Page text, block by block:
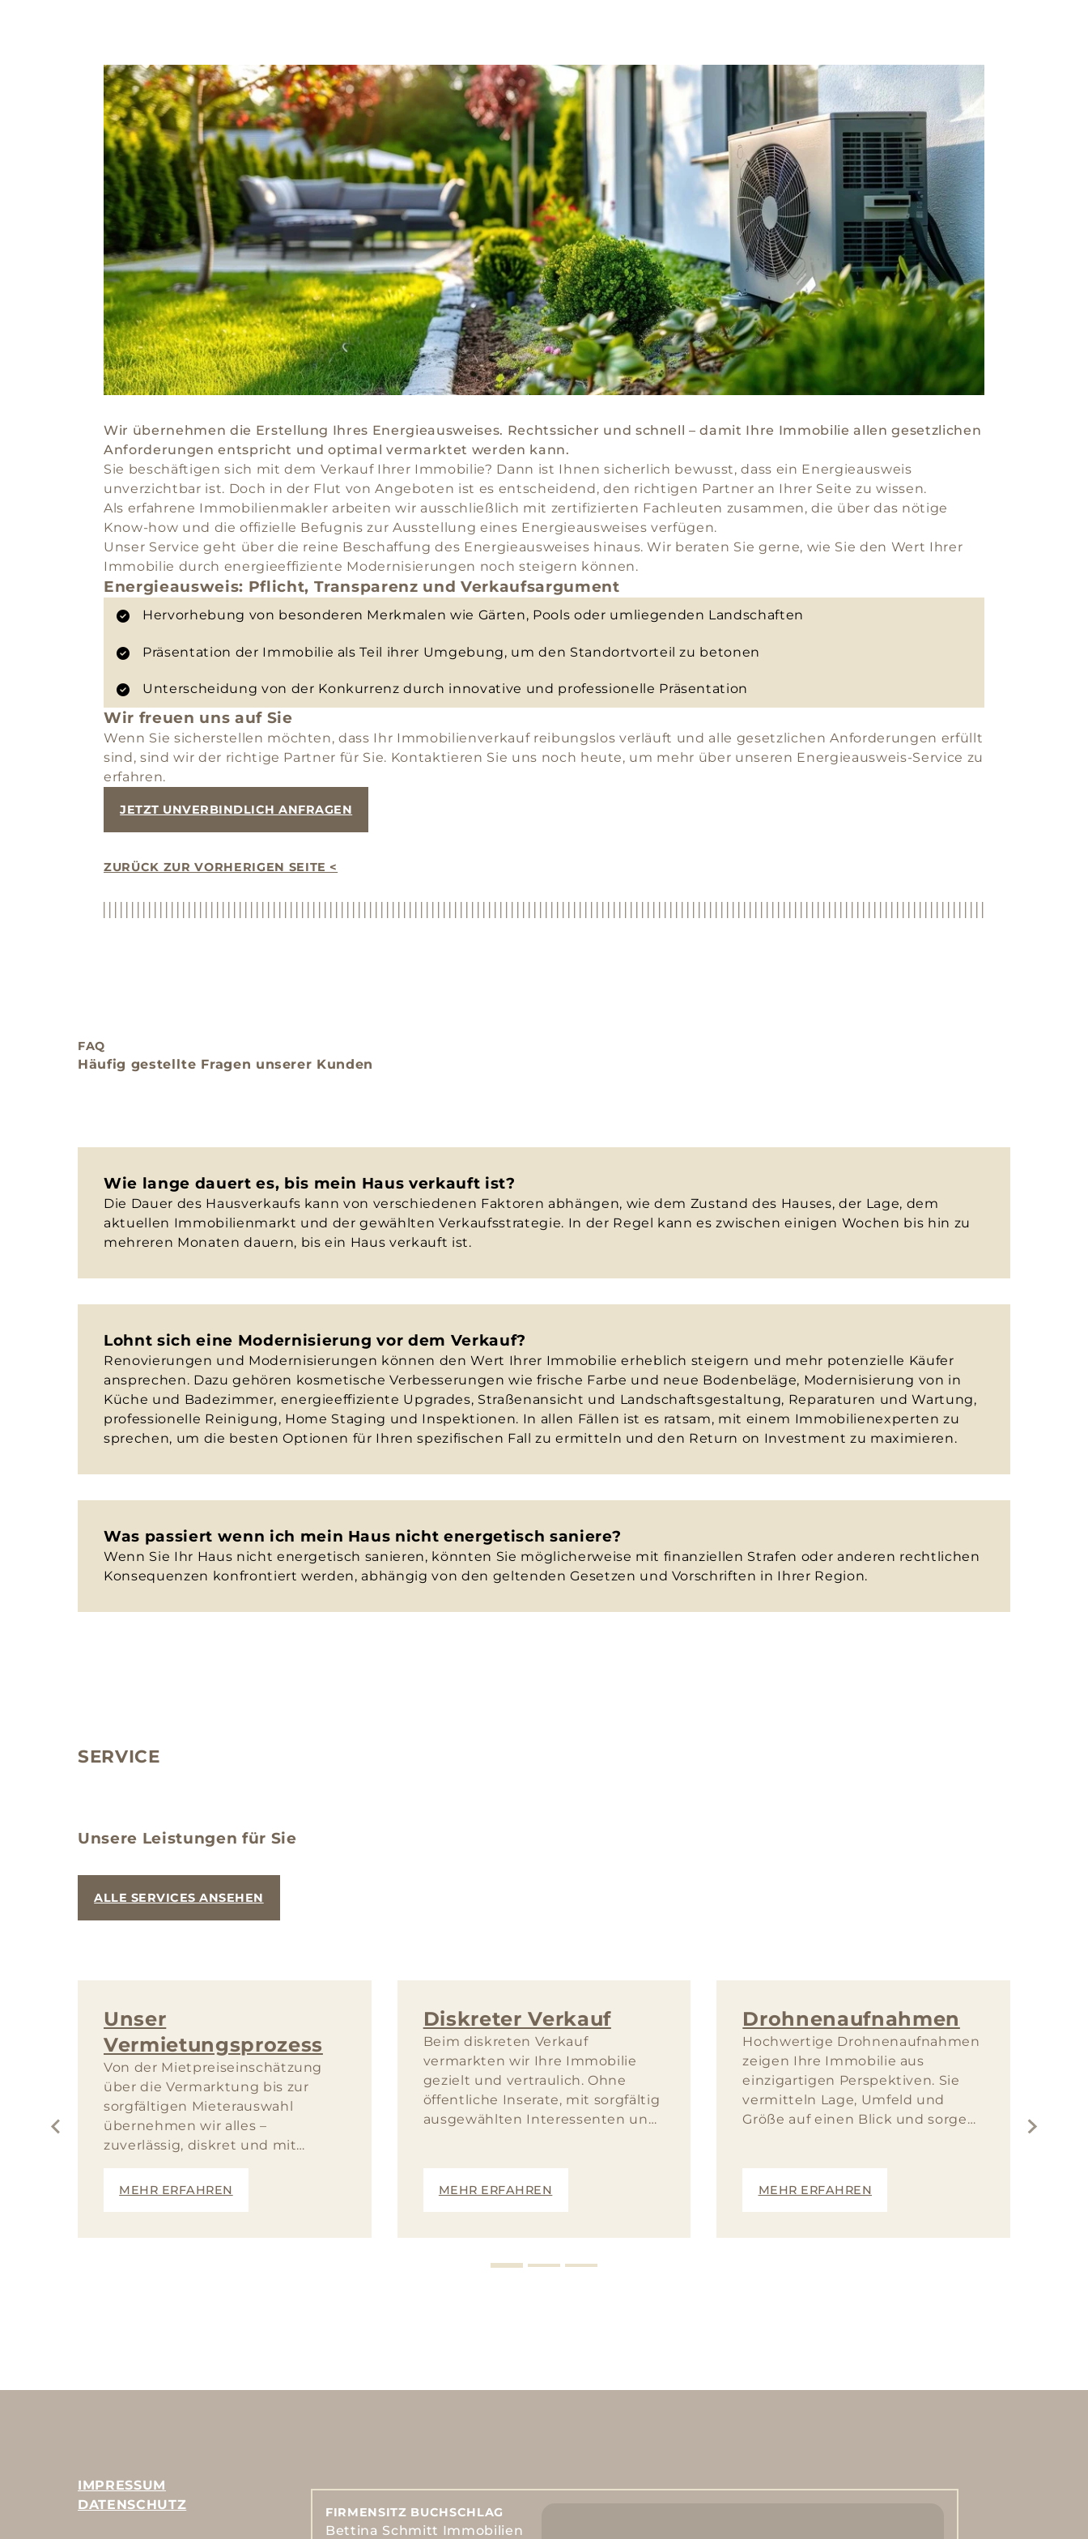
Wir übernehmen die Erstellung Ihres Energieausweises. Rechtssicher und schnell – damit Ihre Immobilie allen gesetzlichen
Anforderungen entspricht und optimal vermarktet werden kann.
Sie beschäftigen sich mit dem Verkauf Ihrer Immobilie? Dann ist Ihnen sicherlich bewusst, dass ein Energieausweis
unverzichtbar ist. Doch in der Flut von Angeboten ist es entscheidend, den richtigen Partner an Ihrer Seite zu wissen.
Als erfahrene Immobilienmakler arbeiten wir ausschließlich mit zertifizierten Fachleuten zusammen, die über das nötige
Know-how und die offizielle Befugnis zur Ausstellung eines Energieausweises verfügen.
Unser Service geht über die reine Beschaffung des Energieausweises hinaus. Wir beraten Sie gerne, wie Sie den Wert Ihrer
Immobilie durch energieeffiziente Modernisierungen noch steigern können.
Energieausweis: Pflicht, Transparenz und Verkaufsargument
Hervorhebung von besonderen Merkmalen wie Gärten, Pools oder umliegenden Landschaften
Präsentation der Immobilie als Teil ihrer Umgebung, um den Standortvorteil zu betonen
Unterscheidung von der Konkurrenz durch innovative und professionelle Präsentation
Wir freuen uns auf Sie
Wenn Sie sicherstellen möchten, dass Ihr Immobilienverkauf reibungslos verläuft und alle gesetzlichen Anforderungen erfüllt
sind, sind wir der richtige Partner für Sie. Kontaktieren Sie uns noch heute, um mehr über unseren Energieausweis-Service zu
erfahren.
JETZT UNVERBINDLICH ANFRAGEN
ZURÜCK ZUR VORHERIGEN SEITE <
FAQ
Häufig gestellte Fragen unserer Kunden
Wie lange dauert es, bis mein Haus verkauft ist?
Die Dauer des Hausverkaufs kann von verschiedenen Faktoren abhängen, wie dem Zustand des Hauses, der Lage, dem
aktuellen Immobilienmarkt und der gewählten Verkaufsstrategie. In der Regel kann es zwischen einigen Wochen bis hin zu
mehreren Monaten dauern, bis ein Haus verkauft ist.
Lohnt sich eine Modernisierung vor dem Verkauf?
Renovierungen und Modernisierungen können den Wert Ihrer Immobilie erheblich steigern und mehr potenzielle Käufer
ansprechen. Dazu gehören kosmetische Verbesserungen wie frische Farbe und neue Bodenbeläge, Modernisierung von in
Küche und Badezimmer, energieeffiziente Upgrades, Straßenansicht und Landschaftsgestaltung, Reparaturen und Wartung,
professionelle Reinigung, Home Staging und Inspektionen. In allen Fällen ist es ratsam, mit einem Immobilienexperten zu
sprechen, um die besten Optionen für Ihren spezifischen Fall zu ermitteln und den Return on Investment zu maximieren.
Was passiert wenn ich mein Haus nicht energetisch saniere?
Wenn Sie Ihr Haus nicht energetisch sanieren, könnten Sie möglicherweise mit finanziellen Strafen oder anderen rechtlichen
Konsequenzen konfrontiert werden, abhängig von den geltenden Gesetzen und Vorschriften in Ihrer Region.
SERVICE
Unsere Leistungen für Sie
ALLE SERVICES ANSEHEN
Unser
Vermietungsprozess
Von der Mietpreiseinschätzung
über die Vermarktung bis zur
sorgfältigen Mieterauswahl
übernehmen wir alles –
zuverlässig, diskret und mit
höchster Sorgfalt.
MEHR ERFAHREN
Diskreter Verkauf
Beim diskreten Verkauf
vermarkten wir Ihre Immobilie
gezielt und vertraulich. Ohne
öffentliche Inserate, mit sorgfältig
ausgewählten Interessenten und
MEHR ERFAHREN
Drohnenaufnahmen
Hochwertige Drohnenaufnahmen
zeigen Ihre Immobilie aus
einzigartigen Perspektiven. Sie
vermitteln Lage, Umfeld und
Größe auf einen Blick und sorgen
MEHR ERFAHREN
IMPRESSUM
DATENSCHUTZ
FIRMENSITZ BUCHSCHLAG
Bettina Schmitt Immobilien